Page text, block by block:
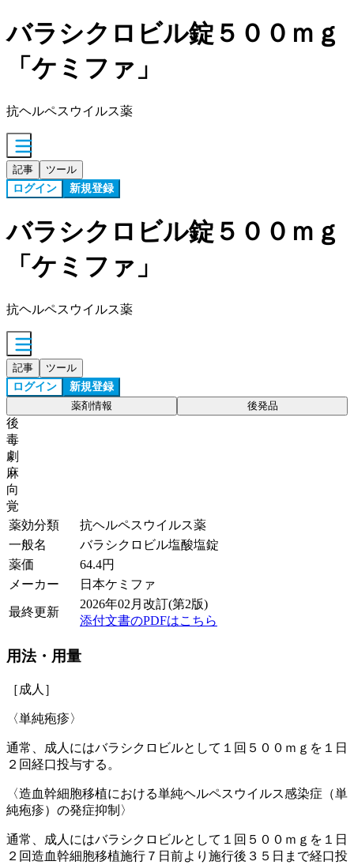
バラシクロビル錠５００ｍｇ
「ケミファ」
抗ヘルペスウイルス薬
記事 ツール
ログイン 新規登録
バラシクロビル錠５００ｍｇ
「ケミファ」
抗ヘルペスウイルス薬
記事 ツール
ログイン 新規登録
薬剤情報 後発品
後
毒
劇
麻
向
覚
薬効分類
抗ヘルペスウイルス薬
一般名
バラシクロビル塩酸塩錠
薬価
64.4円
メーカー
日本ケミファ
最終更新
2026年02月改訂(第2版)
添付文書のPDFはこちら
用法・用量
［成人］
〈単純疱疹〉
通常、成人にはバラシクロビルとして１回５００ｍｇを１日
２回経口投与する。
〈造血幹細胞移植における単純ヘルペスウイルス感染症（単
純疱疹）の発症抑制〉
通常、成人にはバラシクロビルとして１回５００ｍｇを１日
２回造血幹細胞移植施行７日前より施行後３５日まで経口投